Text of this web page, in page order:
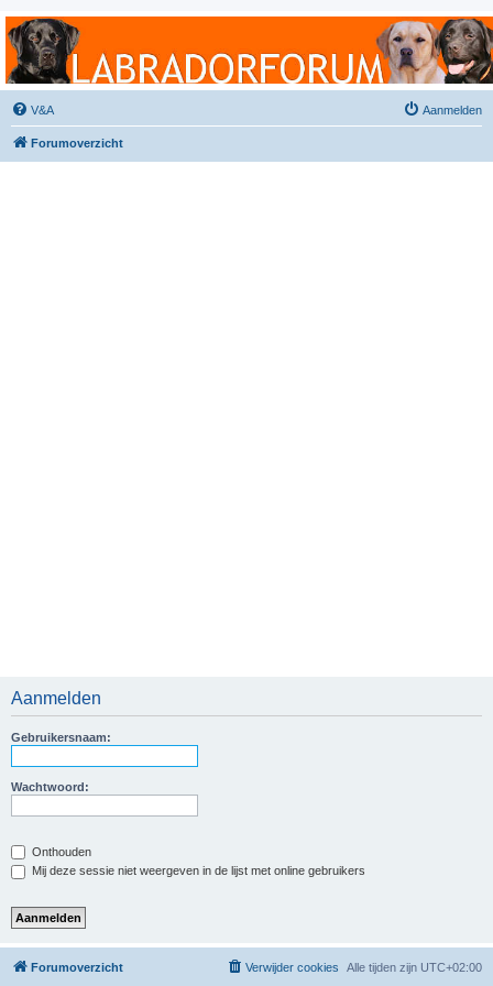
Labradorforum
Het gezelligste Labradorforum van Nederland en België!
V&A Aanmelden
Forumoverzicht
Aanmelden
Gebruikersnaam:
Wachtwoord:
Onthouden
Mij deze sessie niet weergeven in de lijst met online gebruikers
Forumoverzicht Alle tijden zijn UTC+02:00
Verwijder cookies